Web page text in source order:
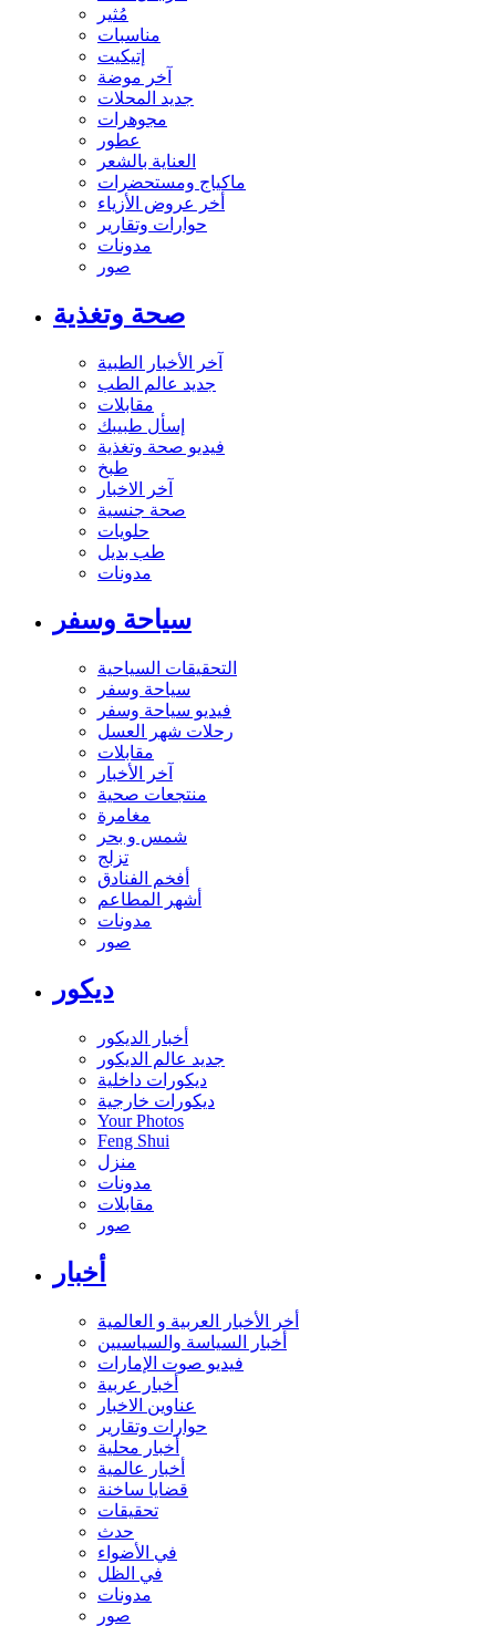
مُثير
مناسبات
إتيكيت
آخر موضة
جديد المحلات
مجوهرات
عطور
العناية بالشعر
ماكياج ومستحضرات
أخر عروض الأزياء
حوارات وتقارير
مدونات
صور
صحة وتغذية
آخر الأخبار الطبية
جديد عالم الطب
مقابلات
إسأل طبيبك
فيديو صحة وتغذية
طبخ
آخر الاخبار
صحة جنسية
حلويات
طب بديل
مدونات
سياحة وسفر
التحقيقات السياحية
سياحة وسفر
فيديو سياحة وسفر
رحلات شهر العسل
مقابلات
آخر الأخبار
منتجعات صحية
مغامرة
شمس و بحر
تزلج
أفخم الفنادق
أشهر المطاعم
مدونات
صور
ديكور
أخبار الديكور
جديد عالم الديكور
ديكورات داخلية
ديكورات خارجية
Your Photos
Feng Shui
منزل
مدونات
مقابلات
صور
أخبار
أخر الأخبار العربية و العالمية
أخبار السياسة والسياسيين
فيديو صوت الإمارات
أخبار عربية
عناوين الاخبار
حوارات وتقارير
أخبار محلية
أخبار عالمية
قضايا ساخنة
تحقيقات
حدث
في الأضواء
في الظل
مدونات
صور